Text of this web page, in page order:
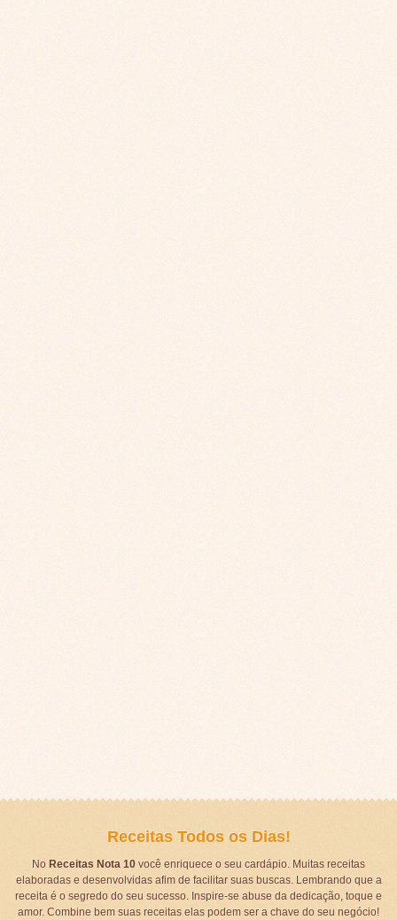
Receitas Todos os Dias!
No Receitas Nota 10você enriquece o seu cardápio. Muitas receitas
elaboradas e desenvolvidas afim de facilitar suas buscas. Lembrando que a
receita é o segredo do seu sucesso. Inspire-se abuse da dedicação, toque e
amor. Combine bem suas receitas elas podem ser a chave do seu negócio!